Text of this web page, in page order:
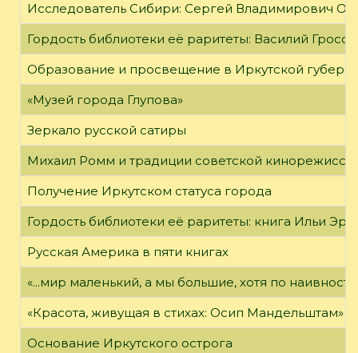
Исследователь Сибири: Сергей Владимирович
Гордость библиотеки её раритеты: Василий
Образование и просвещение в Иркутской
«Музей города Глупова»
Зеркало русской сатиры
Михаил Ромм и традиции советской
Получение Иркутском статуса города
Гордость библиотеки её раритеты: книга Ильи
Русская Америка в пяти книгах
«...мир маленький, а мы большие, хотя по
«Красота, живущая в стихах: Осип Мандельштам»
Основание Иркутского острога